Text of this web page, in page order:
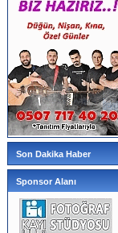
Son Dakika Haber
Sponsor Alanı